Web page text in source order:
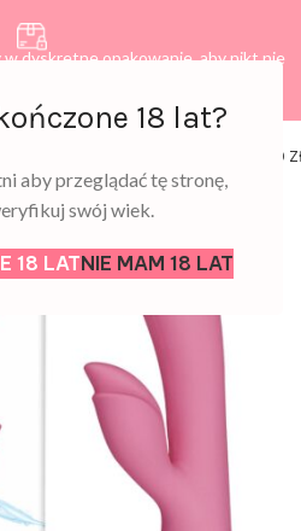
18 lat?
aby przeglądać tę stronę,
swój wiek.
18 LATNIE MAM 18 LAT
dyskretne opakowanie, aby nikt nie
0,00